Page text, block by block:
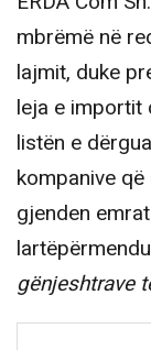
mbrëmë në
lajmit, duke
leja e importit
listën e
kompanive
gjenden
gënjeshtrave